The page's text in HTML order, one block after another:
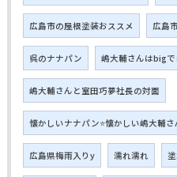
広島市の屋根塗装おススメ 広島
呉のナナパン 嶋大輔さんはbigで
嶋大輔さんと室田巧夢社長の対面
懐かしいナナパン⭐懐かしい嶋大輔さ
広島県梅雨入りy 濡れ濡れ